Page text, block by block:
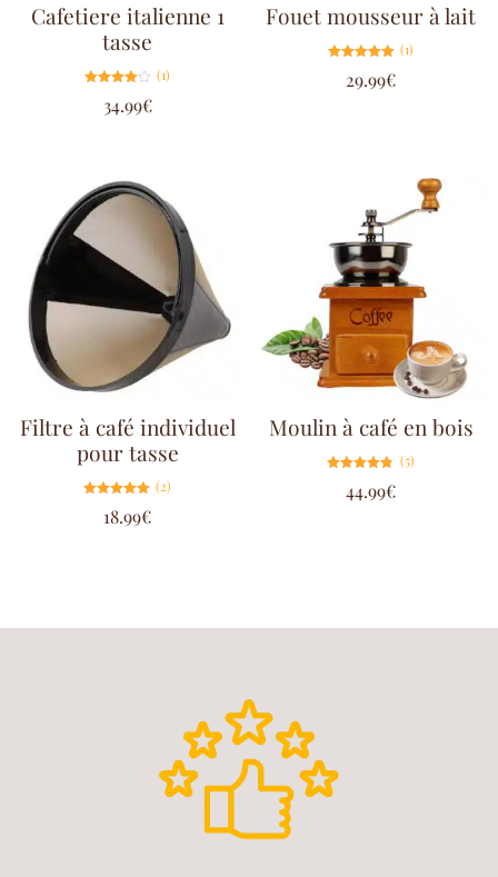
Cafetiere italienne 1
tasse
4.00
sur 5
(1)
34.99€
Fouet mousseur à lait
5.00
sur 5
(1)
29.99€
Filtre à café individuel
pour tasse
5.00
sur 5
(2)
18.99€
Moulin à café en bois
4.80
sur 5
(5)
44.99€